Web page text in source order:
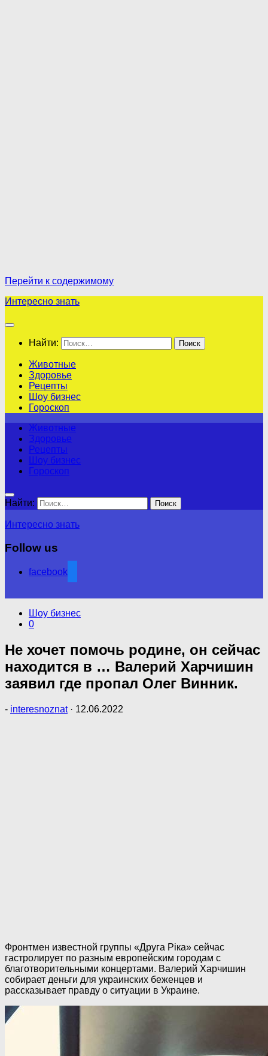
Перейти к содержимому
Интересно знать
Найти:
Животные
Здоровье
Рецепты
Шоу бизнес
Гороскоп
Животные
Здоровье
Рецепты
Шоу бизнес
Гороскоп
Найти:
Интересно знать
Follow us
facebook
Шоу бизнес
0
Не хочет помочь родине, он сейчас
находится в … Валерий Харчишин
заявил где пропал Олег Винник.
- interesnoznat · 12.06.2022
Фронтмен известной группы «Друга Ріка» сейчас
гастролирует по разным европейским городам с
благотворительными концертами. Валерий Харчишин
собирает деньги для украинских беженцев и
рассказывает правду о ситуации в Украине.